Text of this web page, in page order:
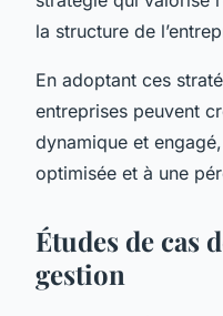
la structure de
En adoptant ces
entreprises peuvent
dynamique et
optimisée et à une
Études de cas
gestion